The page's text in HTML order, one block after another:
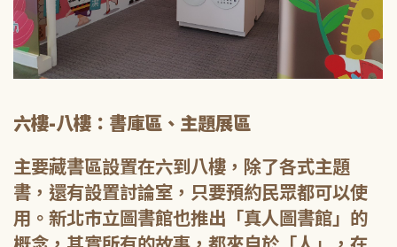
六樓-八樓：書庫區、主題展區
主要藏書區設置在六到八樓，除了各式主題
書，還有設置討論室，只要預約民眾都可以使
用。新北市立圖書館也推出「真人圖書館」的